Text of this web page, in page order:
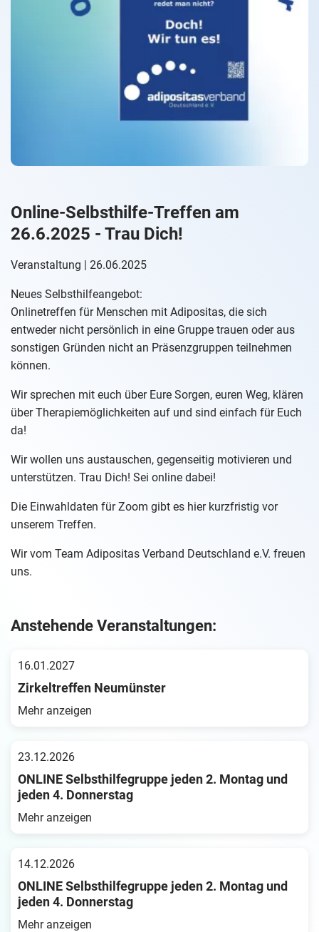
Online-Selbsthilfe-Treffen am
26.6.2025 - Trau Dich!
Veranstaltung | 26.06.2025
Neues Selbsthilfeangebot:
Onlinetreffen für Menschen mit Adipositas, die sich
entweder nicht persönlich in eine Gruppe trauen oder aus
sonstigen Gründen nicht an Präsenzgruppen teilnehmen
können.
Wir sprechen mit euch über Eure Sorgen, euren Weg, klären
über Therapiemöglichkeiten auf und sind einfach für Euch
da!
Wir wollen uns austauschen, gegenseitig motivieren und
unterstützen. Trau Dich! Sei online dabei!
Die Einwahldaten für Zoom gibt es hier kurzfristig vor
unserem Treffen.
Wir vom Team Adipositas Verband Deutschland e.V. freuen
uns.
Anstehende Veranstaltungen:
16.01.2027
Zirkeltreffen Neumünster
Mehr anzeigen
23.12.2026
ONLINE Selbsthilfegruppe jeden 2. Montag und
jeden 4. Donnerstag
Mehr anzeigen
14.12.2026
ONLINE Selbsthilfegruppe jeden 2. Montag und
jeden 4. Donnerstag
Mehr anzeigen